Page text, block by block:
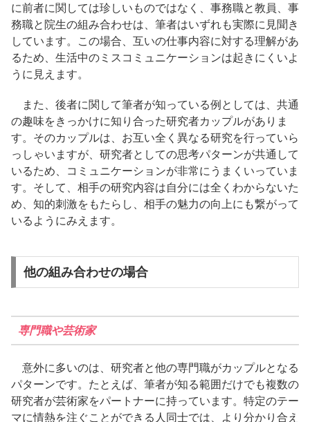
に前者に関しては珍しいものではなく、事務職と教員、事
務職と院生の組み合わせは、筆者はいずれも実際に見聞き
しています。この場合、互いの仕事内容に対する理解があ
るため、生活中のミスコミュニケーションは起きにくいよ
うに見えます。
また、後者に関して筆者が知っている例としては、共通
の趣味をきっかけに知り合った研究者カップルがありま
す。そのカップルは、お互い全く異なる研究を行っていら
っしゃいますが、研究者としての思考パターンが共通して
いるため、コミュニケーションが非常にうまくいっていま
す。そして、相手の研究内容は自分には全くわからないた
め、知的刺激をもたらし、相手の魅力の向上にも繋がって
いるようにみえます。
他の組み合わせの場合
専門職や芸術家
意外に多いのは、研究者と他の専門職がカップルとなる
パターンです。たとえば、筆者が知る範囲だけでも複数の
研究者が芸術家をパートナーに持っています。特定のテー
マに情熱を注ぐことができる人同士では、より分かり合え